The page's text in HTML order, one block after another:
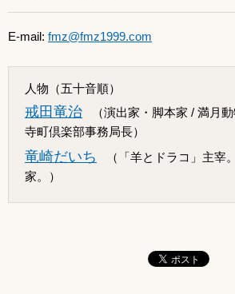
E-mail: fmz@fmz1999.com
人物（五十音順）
戒田竜治
（演出家・脚本家 / 満月
寺町倶楽部事務局長）
竜崎だいち
（「羊とドラコ」主宰
家。）